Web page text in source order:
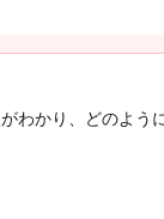
わかり、どのよう